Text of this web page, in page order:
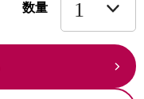
数量